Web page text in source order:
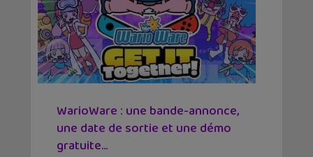
WarioWare : une bande-annonce,
une date de sortie et une démo
gratuite…